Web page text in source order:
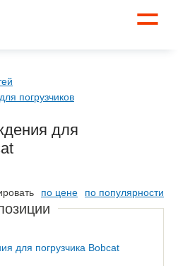
☰
погрузчиков
для
по цене по популярности